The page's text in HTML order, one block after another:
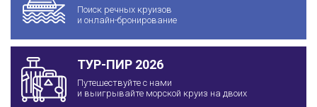
Поиск речных круизов
и онлайн-бронирование
ТУР-ПИР 2026
Путешествуйте с нами
и выигрывайте морской круиз на двоих